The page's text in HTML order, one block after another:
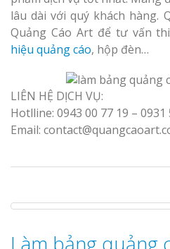
lâu dài với quý khách hàng.
Quảng Cáo Art để tư vấn
hiệu quảng cáo, hộp đèn…
LIÊN HỆ DỊCH VỤ:
Hotlline: 0943 00 77 19 – 0931
Email:
Làm bảng quảng